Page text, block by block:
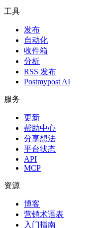
工具
发布
自动化
收件箱
分析
RSS 发布
Postmypost AI
服务
更新
帮助中心
分享想法
平台状态
API
MCP
资源
博客
营销术语表
入门指南